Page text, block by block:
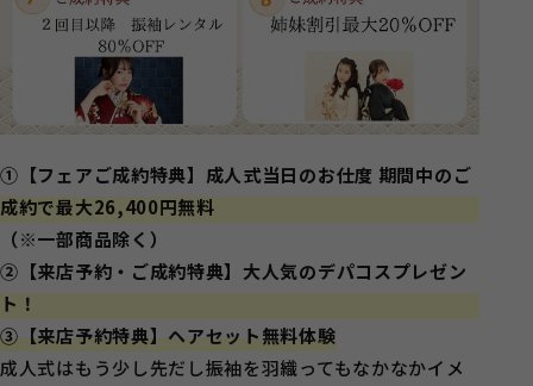
①【フェアご成約特典】成人式当日のお仕度 期間中のご
成約で最大26,400円無料
（※一部商品除く）
②【来店予約・ご成約特典】大人気のデパコスプレゼン
ト！
③【来店予約特典】ヘアセット無料体験
成人式はもう少し先だし振袖を羽織ってもなかなかイメ